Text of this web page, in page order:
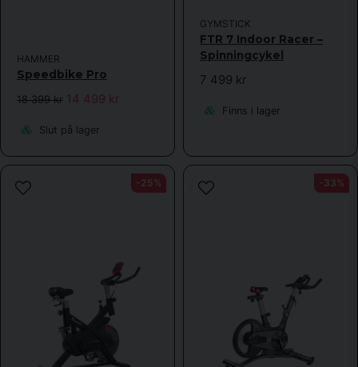
HAMMER
Speedbike Pro
18 399 kr 14 499 kr
Slut på lager
GYMSTICK
FTR 7 Indoor Racer –
Spinningcykel
7 499 kr
Finns i lager
-25% -33%